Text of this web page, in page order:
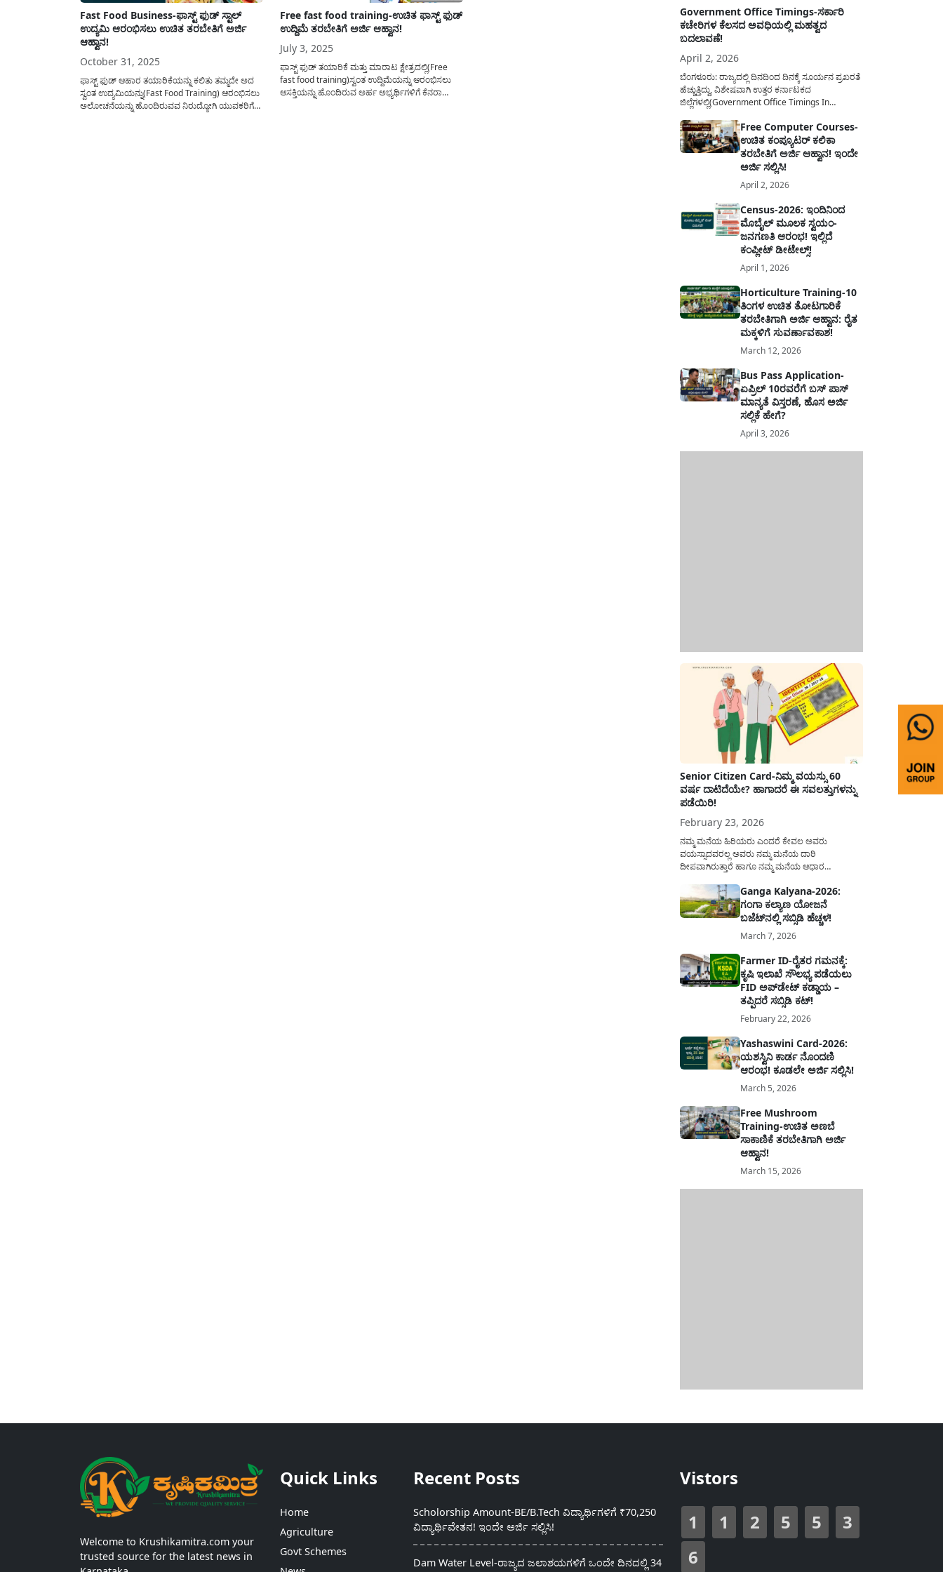
Fast Food Business-ಫಾಸ್ಟ್ ಫುಡ್ ಸ್ಟಾಲ್
ಉದ್ಯಮಿ ಆರಂಭಿಸಲು ಉಚಿತ ತರಬೇತಿಗೆ ಅರ್ಜಿ
ಆಹ್ವಾನ!
October 31, 2025
ಫಾಸ್ಟ್ ಫುಡ್ ಆಹಾರ ತಯಾರಿಕೆಯನ್ನು ಕಲಿತು ತಮ್ಮದೇ ಅದ
ಸ್ವಂತ ಉದ್ಯಮಿಯನ್ನು(Fast Food Training) ಆರಂಭಿಸಲು
ಅಲೋಚನೆಯನ್ನು ಹೊಂದಿರುವವ ನಿರುದ್ಯೋಗಿ ಯುವಕರಿಗೆ
Free fast food training-ಉಚಿತ ಫಾಸ್ಟ್ ಫುಡ್
ಉದ್ದಿಮೆ ತರಬೇತಿಗೆ ಅರ್ಜಿ ಆಹ್ವಾನ!
July 3, 2025
ಫಾಸ್ಟ್ ಫುಡ್ ತಯಾರಿಕೆ ಮತ್ತು ಮಾರಾಟ ಕ್ಷೇತ್ರದಲ್ಲಿ(Free
fast food training)ಸ್ವಂತ ಉದ್ದಿಮೆಯನ್ನು ಆರಂಭಿಸಲು
ಆಸಕ್ತಿಯನ್ನು ಹೊಂದಿರುವ ಅರ್ಹ ಅಭ್ಯರ್ಥಿಗಳಿಗೆ ಕೆನರಾ
Government Office Timings-ಸರ್ಕಾರಿ
ಕಚೇರಿಗಳ ಕೆಲಸದ ಅವಧಿಯಲ್ಲಿ ಮಹತ್ವದ
ಬದಲಾವಣೆ!
April 2, 2026
ಬೆಂಗಳೂರು: ರಾಜ್ಯದಲ್ಲಿ ದಿನದಿಂದ ದಿನಕ್ಕೆ ಸೂರ್ಯನ ಪ್ರಖರತೆ
ಹೆಚ್ಚುತ್ತಿದ್ದು, ವಿಶೇಷವಾಗಿ ಉತ್ತರ ಕರ್ನಾಟಕದ
ಜಿಲ್ಲೆಗಳಲ್ಲಿ(Government Office Timings In
ಹಿನ್ನೆಲೆಯಲ್ಲಿ ಸರ್ಕಾರಿ ನೌಕರರ ಹಿತದೃಷ್ಟಿಯಿಂದ ಹಾಗೂ
ಸಾರ್ವಜನಿಕರ ಅನುಕೂಲಕ್ಕಾಗಿ ಕರ್ನಾಟಕ ಸರ್ಕಾರವು
ಮಹತ್ವದ ನಿರ್ಧಾರವೊಂದನ್ನು ಕೈಗೊಂಡಿದೆ. ಕಿತ್ತೂರು ಕರ್ನಾಟಕ
ಮತ್ತು ಕಲ್ಯಾಣ ಕರ್ನಾಟಕದ ಒಟ್ಟು 9 ಜಿಲ್ಲೆಗಳಲ್ಲಿ ಏಪ್ರಿಲ್...
Free Computer Courses-
ಉಚಿತ ಕಂಪ್ಯೂಟರ್ ಕಲಿಕಾ
ತರಬೇತಿಗೆ ಅರ್ಜಿ ಆಹ್ವಾನ! ಇಂದೇ
ಅರ್ಜಿ ಸಲ್ಲಿಸಿ!
April 2, 2026
Census-2026: ಇಂದಿನಿಂದ
ಮೊಬೈಲ್ ಮೂಲಕ ಸ್ವಯಂ-
ಜನಗಣತಿ ಆರಂಭ! ಇಲ್ಲಿದೆ
ಕಂಪ್ಲೀಟ್ ಡೀಟೇಲ್ಸ್!
April 1, 2026
Horticulture Training-10
ತಿಂಗಳ ಉಚಿತ ತೋಟಗಾರಿಕೆ
ತರಬೇತಿಗಾಗಿ ಅರ್ಜಿ ಆಹ್ವಾನ: ರೈತ
ಮಕ್ಕಳಿಗೆ ಸುವರ್ಣಾವಕಾಶ!
March 12, 2026
Bus Pass Application-
ಏಪ್ರಿಲ್ 10ರವರೆಗೆ ಬಸ್ ಪಾಸ್
ಮಾನ್ಯತೆ ವಿಸ್ತರಣೆ, ಹೊಸ ಅರ್ಜಿ
ಸಲ್ಲಿಕೆ ಹೇಗೆ?
April 3, 2026
Senior Citizen Card-ನಿಮ್ಮ ವಯಸ್ಸು 60
ವರ್ಷ ದಾಟಿದೆಯೇ? ಹಾಗಾದರೆ ಈ ಸವಲತ್ತುಗಳನ್ನು
ಪಡೆಯಿರಿ!
February 23, 2026
ನಮ್ಮ ಮನೆಯ ಹಿರಿಯರು ಎಂದರೆ ಕೇವಲ ಅವರು
ವಯಸ್ಸಾದವರಲ್ಲ ಅವರು ನಮ್ಮ ಮನೆಯ ದಾರಿ
ದೀಪವಾಗಿರುತ್ತಾರೆ ಹಾಗೂ ನಮ್ಮ ಮನೆಯ ಆಧಾರ
ಸಮಾಜಕ್ಕಾಗಿ ದುಡಿತಿರುತ್ತಾರೆ ಹಾಗೆಯೇ ಅವರು ತಮ್ಮ 60
ವರ್ಷಗಳ ನಂತರದ ಜೀವನವನ್ನು ನೆಮ್ಮದಿಯಿಂದ
ಕಳೆಯಬೇಕೆಂಬುದು ಪ್ರತಿಯೊಬ್ಬರ ಕನಸಾಗಿರುತ್ತದೆ ಆದ್ದರಿಂದ
ಸರ್ಕಾರವು ಹಿರಿಯ ನಾಗರಿಕರ ಗುರುತಿನ ಚೀಟಿ...
Ganga Kalyana-2026:
ಗಂಗಾ ಕಲ್ಯಾಣ ಯೋಜನೆ
ಬಜೆಟ್‌ನಲ್ಲಿ ಸಬ್ಸಿಡಿ ಹೆಚ್ಚಳ!
March 7, 2026
Farmer ID-ರೈತರ ಗಮನಕ್ಕೆ:
ಕೃಷಿ ಇಲಾಖೆ ಸೌಲಭ್ಯ ಪಡೆಯಲು
FID ಅಪ್‌ಡೇಟ್ ಕಡ್ಡಾಯ –
ತಪ್ಪಿದರೆ ಸಬ್ಸಿಡಿ ಕಟ್!
February 22, 2026
Yashaswini Card-2026:
ಯಶಸ್ವಿನಿ ಕಾರ್ಡ ನೊಂದಣಿ
ಆರಂಭ! ಕೂಡಲೇ ಅರ್ಜಿ ಸಲ್ಲಿಸಿ!
March 5, 2026
Free Mushroom
Training-ಉಚಿತ ಅಣಬೆ
ಸಾಕಾಣಿಕೆ ತರಬೇತಿಗಾಗಿ ಅರ್ಜಿ
ಆಹ್ವಾನ!
March 15, 2026
Welcome to Krushikamitra.com your
trusted source for the latest news in
Quick Links
Home
Agriculture
Govt Schemes
Recent Posts
Scholorship Amount-BE/B.Tech ವಿದ್ಯಾರ್ಥಿಗಳಿಗೆ ₹70,250
ವಿದ್ಯಾರ್ಥಿವೇತನ! ಇಂದೇ ಅರ್ಜಿ ಸಲ್ಲಿಸಿ!
Dam Water Level-ರಾಜ್ಯದ ಜಲಾಶಯಗಳಿಗೆ ಒಂದೇ ದಿನದಲ್ಲಿ 34
Vistors
1
1 2 5 5
3
6